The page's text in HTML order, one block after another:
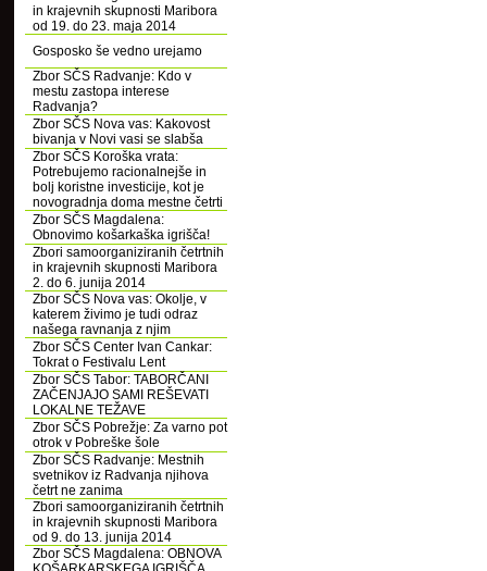
in krajevnih skupnosti Maribora
od 19. do 23. maja 2014
Gosposko še vedno urejamo
Zbor SČS Radvanje: Kdo v
mestu zastopa interese
Radvanja?
Zbor SČS Nova vas: Kakovost
bivanja v Novi vasi se slabša
Zbor SČS Koroška vrata:
Potrebujemo racionalnejše in
bolj koristne investicije, kot je
novogradnja doma mestne četrti
Zbor SČS Magdalena:
Obnovimo košarkaška igrišča!
Zbori samoorganiziranih četrtnih
in krajevnih skupnosti Maribora
2. do 6. junija 2014
Zbor SČS Nova vas: Okolje, v
katerem živimo je tudi odraz
našega ravnanja z njim
Zbor SČS Center Ivan Cankar:
Tokrat o Festivalu Lent
Zbor SČS Tabor: TABORČANI
ZAČENJAJO SAMI REŠEVATI
LOKALNE TEŽAVE
Zbor SČS Pobrežje: Za varno pot
otrok v Pobreške šole
Zbor SČS Radvanje: Mestnih
svetnikov iz Radvanja njihova
četrt ne zanima
Zbori samoorganiziranih četrtnih
in krajevnih skupnosti Maribora
od 9. do 13. junija 2014
Zbor SČS Magdalena: OBNOVA